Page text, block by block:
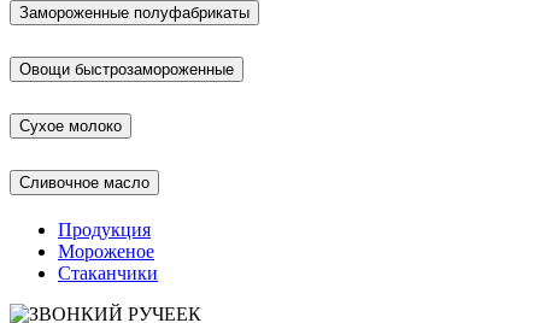
Замороженные полуфабрикаты
Овощи быстрозамороженные
Сухое молоко
Сливочное масло
Продукция
Мороженое
Стаканчики